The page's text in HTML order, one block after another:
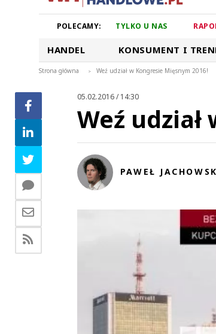
POLECAMY: TYLKO U NAS
HANDEL KONSUMENT I
Strona główna > Weź udział w Kongresie Mięsnym 2016!
05.02.2016 / 14:30
Weź
PAWEŁ